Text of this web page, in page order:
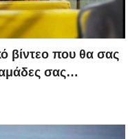
βίντεο που θα σας
σας…